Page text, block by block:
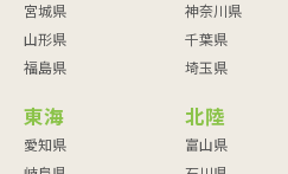
宮城県
山形県
福島県
神奈川県
千葉県
埼玉県
東海
愛知県
北陸
富山県